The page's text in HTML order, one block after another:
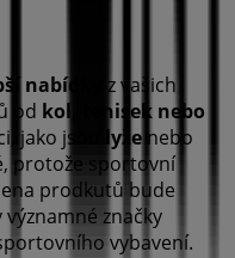
nabídky
z vašich
od kol, tenisek nebo
jako jsou lyže nebo
protože sportovní
prodkutů bude
významné značky
vybavení.